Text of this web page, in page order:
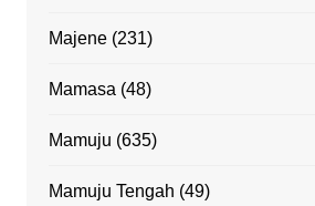
Majene(231)
Mamasa (48)
Mamuju (635)
Mamuju Tengah (49)